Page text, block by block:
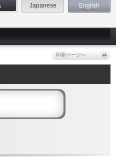
Japanese English
印刷ページへ